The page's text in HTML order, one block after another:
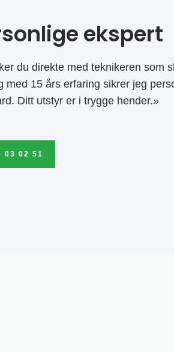
ekspert
du direkte med teknikeren som
med 15 års erfaring sikrer jeg
Ditt utstyr er i trygge hender.»
03 02 51